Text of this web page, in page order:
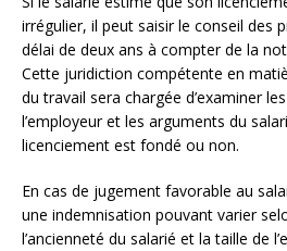
irrégulier, il peut saisir le conseil des
délai de deux ans à compter de la
Cette juridiction compétente en
du travail sera chargée d’examiner
l’employeur et les arguments du
licenciement est fondé ou non.
En cas de jugement favorable au
une indemnisation pouvant varier
l’ancienneté du salarié et la taille de